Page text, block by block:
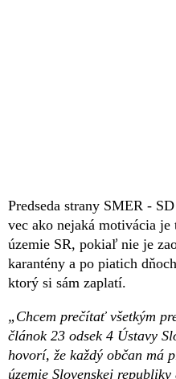
Predseda strany SMER -
vec ako nejaká motivácia
územie SR, pokiaľ nie je
karantény a po piatich
ktorý si sám zaplatí.
„Chcem prečítať všetkým
článok 23 odsek 4 Ústavy
hovorí, že každý občan má
územie Slovenskej